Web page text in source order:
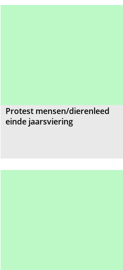
Protest mensen/dierenleed
einde jaarsviering